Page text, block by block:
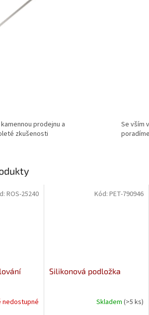
prodejnu a
zkušenosti
Se vším
poradíme
nedostupné
ROS-25240
Silikonová podložka
Skladem (>5 ks)
Kód: PET-790946